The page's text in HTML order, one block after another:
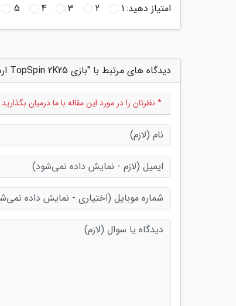
امتیاز دهید:1
2
3
4
5
دیدگاه های مرتبط با "بازی TopSpin 2K25 اردیبهشت ماه منتشر می گردد؛ تریلر آن را دیدن کنید"
* نظرتان را در مورد این مقاله با ما درمیان بگذارید